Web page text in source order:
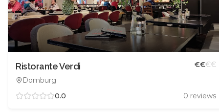
Ristorante Verdi
Domburg
€€€€
0.0 0 reviews